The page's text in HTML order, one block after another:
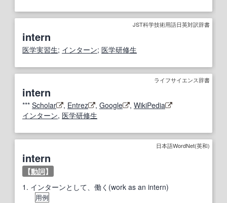
JST科学技術用語日英対訳辞書
intern
医学実習生; インターン; 医学研修生
ライフサイエンス辞書
intern
*** Scholar , Entrez , Google , WikiPedia
インターン, 医学研修生
日本語WordNet(英和)
intern
【動詞】
1. インターンとして、働く(work as an intern)
用例